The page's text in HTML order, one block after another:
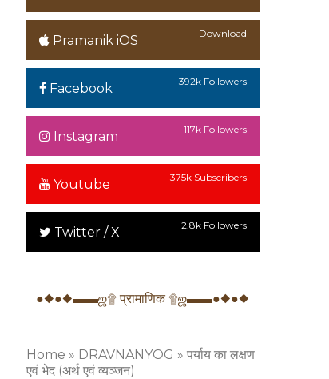
Pramanik iOS Download
Facebook 392k Followers
Instagram 117k Followers
Youtube 375k Subscribers
Twitter / X 2.8k Followers
●◆●◆▬▬ஜ۩ प्रामाणिक ۩ஜ▬▬●◆●◆
Home » DRAVNANYOG » पर्याय का लक्षण
एवं भेद (अर्थ एवं व्यञ्जन)